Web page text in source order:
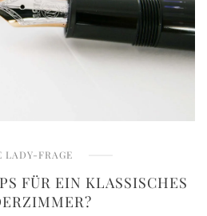
LADY-FRAGE
FÜR EIN KLASSISCHES